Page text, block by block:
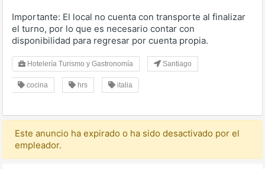
Importante: El local no cuenta con transporte al finalizar
el turno, por lo que es necesario contar con
disponibilidad para regresar por cuenta propia.
Hotelería Turismo y Gastronomía Santiago
cocina hrs italia
Este anuncio ha expirado o ha sido desactivado por el
empleador.